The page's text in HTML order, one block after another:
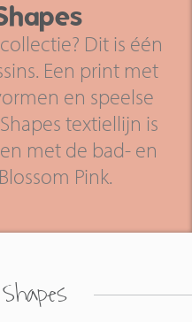
Dit is één
Een print met
en speelse
textiellijn is
met de bad- en
Pink.